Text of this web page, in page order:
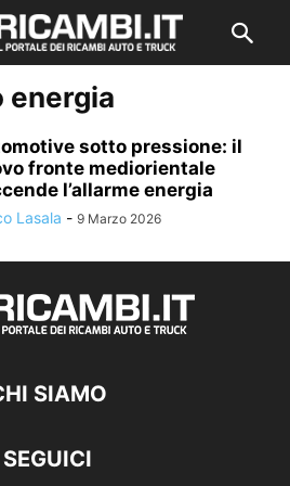
energia
sotto pressione: il
fronte mediorientale
l’allarme energia
Lasala - 9 Marzo 2026
SIAMO
SEGUICI